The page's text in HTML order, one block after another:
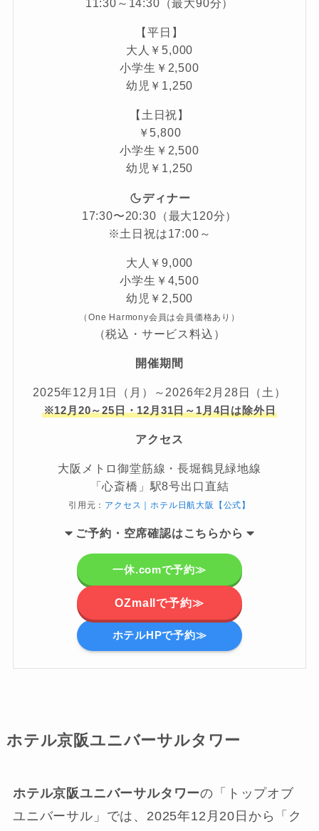
11:30～14:30（最大90分）
【平日】
大人￥5,000
小学生￥2,500
幼児￥1,250
【土日祝】
￥5,800
小学生￥2,500
幼児￥1,250
ディナー
17:30〜20:30（最大120分）
※土日祝は17:00～
大人￥9,000
小学生￥4,500
幼児￥2,500
（One Harmony会員は会員価格あり）
（税込・サービス料込）
開催期間
2025年12月1日（月）～2026年2月28日（土）
※12月20～25日・12月31日～1月4日は除外日
アクセス
大阪メトロ御堂筋線・長堀鶴見緑地線
「心斎橋」駅8号出口直結
引用元： アクセス｜ホテル日航大阪【公式】
ご予約・空席確認はこちらから
一休.comで予約≫
OZmallで予約≫
ホテルHPで予約≫
ホテル京阪ユニバーサルタワー
ホテル京阪ユニバーサルタワーの「トップオブ
ユニバーサル」では、2025年12月20日から「ク